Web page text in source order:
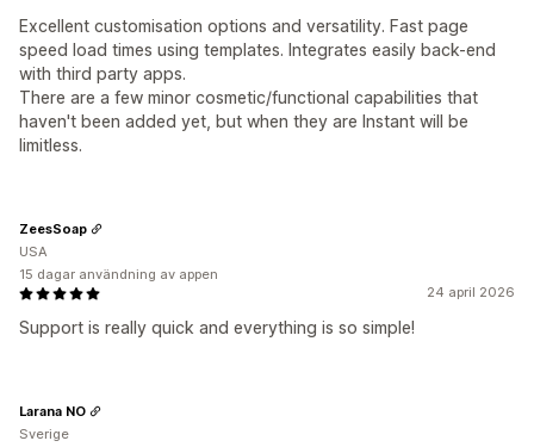
Excellent customisation options and versatility. Fast page
speed load times using templates. Integrates easily back-end
with third party apps.
There are a few minor cosmetic/functional capabilities that
haven't been added yet, but when they are Instant will be
limitless.
24 april 2026
Support is really quick and everything is so simple!
ZeesSoap
USA
15 dagar användning av appen
Larana NO
Sverige